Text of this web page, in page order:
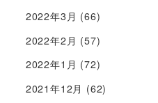
2022年3月 (66)
2022年2月 (57)
2022年1月 (72)
2021年12月 (62)